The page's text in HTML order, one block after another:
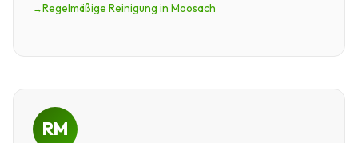
Regelmäßige Reinigung in Moosach
RM